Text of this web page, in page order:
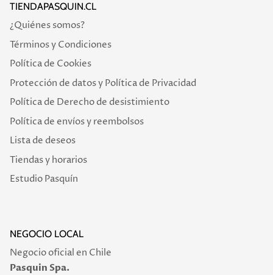
TIENDAPASQUIN.CL
¿Quiénes somos?
Términos y Condiciones
Política de Cookies
Protección de datos y Política de Privacidad
Política de Derecho de desistimiento
Política de envíos y reembolsos
Lista de deseos
Tiendas y horarios
Estudio Pasquín
NEGOCIO LOCAL
Negocio oficial en Chile
Pasquin Spa.